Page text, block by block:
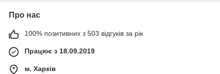
Про нас
100% позитивних з 503 відгуків за рік
Працює з 18.09.2019
м. Харків